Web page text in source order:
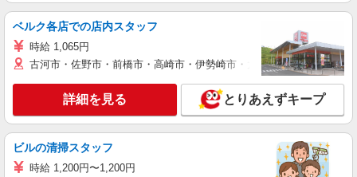
ベルク各店での店内スタッフ
時給 1,065円
古河市・佐野市・前橋市・高崎市・伊勢崎市・太田市・館林市・藤
詳細を見る とりあえずキープ
ビルの清掃スタッフ
時給 1,200円〜1,200円